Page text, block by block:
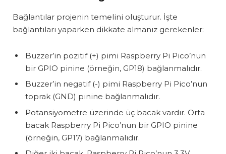
Bağlantılar projenin temelini oluşturur. İşte
bağlantıları yaparken dikkate almanız gerekenler:
Buzzer’in pozitif (+) pimi Raspberry Pi Pico’nun
bir GPIO pinine (örneğin, GP18) bağlanmalıdır.
Buzzer’in negatif (-) pimi Raspberry Pi Pico’nun
toprak (GND) pinine bağlanmalıdır.
Potansiyometre üzerinde üç bacak vardır. Orta
bacak Raspberry Pi Pico’nun bir GPIO pinine
(örneğin, GP17) bağlanmalıdır.